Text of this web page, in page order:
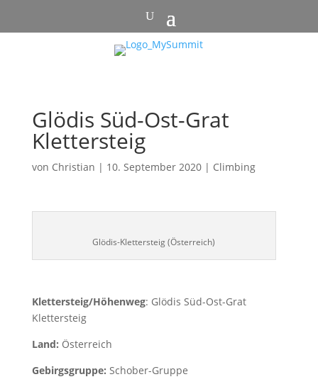
Glödis Süd-Ost-Grat
Klettersteig
von Christian | 10. September 2020| Climbing
Glödis-Klettersteig (Österreich)
Klettersteig/Höhenweg: Glödis Süd-Ost-Grat
Klettersteig
Land: Österreich
Gebirgsgruppe: Schober-Gruppe